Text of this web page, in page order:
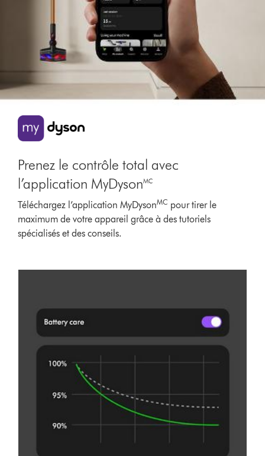
Prenez le contrôle total avec
l’application MyDyson🅪
Téléchargez l’application MyDysonMC pour tirer le
maximum de votre appareil grâce à des tutoriels
spécialisés et des conseils.